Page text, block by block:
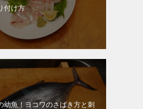
付け方
幼魚！ヨコワのさばき方と刺